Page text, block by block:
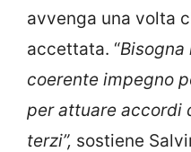
avvenga una volta
accettata. “Bisogna
coerente impegno
per attuare accordi
terzi”, sostiene